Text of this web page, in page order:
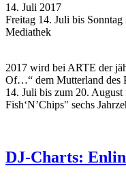
14. Juli 2017
Freitag 14. Juli bis
Mediathek
2017 wird bei ARTE der
Of…“ dem Mutterland des
14. Juli bis zum 20.
Fish‘N’Chips" sechs
DJ-Charts: Enlin